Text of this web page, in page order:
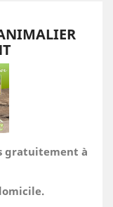
gratuitement à